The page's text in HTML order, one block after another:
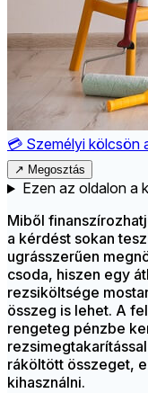
💳 Személyi kölcsön
↗ Megosztás
Ezen az oldalon a
Miből
a kérdést sokan
ugrásszerűen
csoda, hiszen egy
rezsiköltsége
összeg is lehet. A
rengeteg pénzbe
ráköltött összeget,
kihasználni.